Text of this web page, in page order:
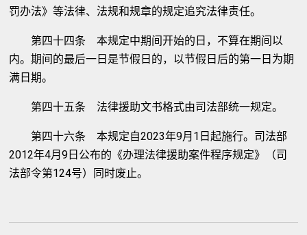
罚办法》等法律、法规和规章的规定追究法律责任。
第四十四条 本规定中期间开始的日，不算在期间以
内。期间的最后一日是节假日的，以节假日后的第一日为期
满日期。
第四十五条 法律援助文书格式由司法部统一规定。
第四十六条 本规定自2023年9月1日起施行。司法部
2012年4月9日公布的《办理法律援助案件程序规定》（司
法部令第124号）同时废止。